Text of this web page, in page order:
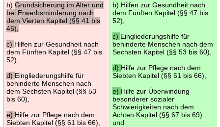
b) Grundsicherung im Alter und
bei Erwerbsminderung nach
dem Vierten Kapitel (§§ 41 bis
46),
c) Hilfen zur Gesundheit nach
dem Fünften Kapitel (§§ 47 bis
52),
d) Eingliederungshilfe für
behinderte Menschen nach
dem Sechsten Kapitel (§§ 53
bis 60),
e) Hilfe zur Pflege nach dem
Siebten Kapitel (§§ 61 bis 66),
b) Hilfen zur Gesundheit nach
dem Fünften Kapitel (§§ 47 bis
52),
c) Eingliederungshilfe für
behinderte Menschen nach dem
Sechsten Kapitel (§§ 53 bis 60),
d) Hilfe zur Pflege nach dem
Siebten Kapitel (§§ 61 bis 66),
e) Hilfe zur Überwindung
besonderer sozialer
Schwierigkeiten nach dem
Achten Kapitel (§§ 67 bis 69)
und